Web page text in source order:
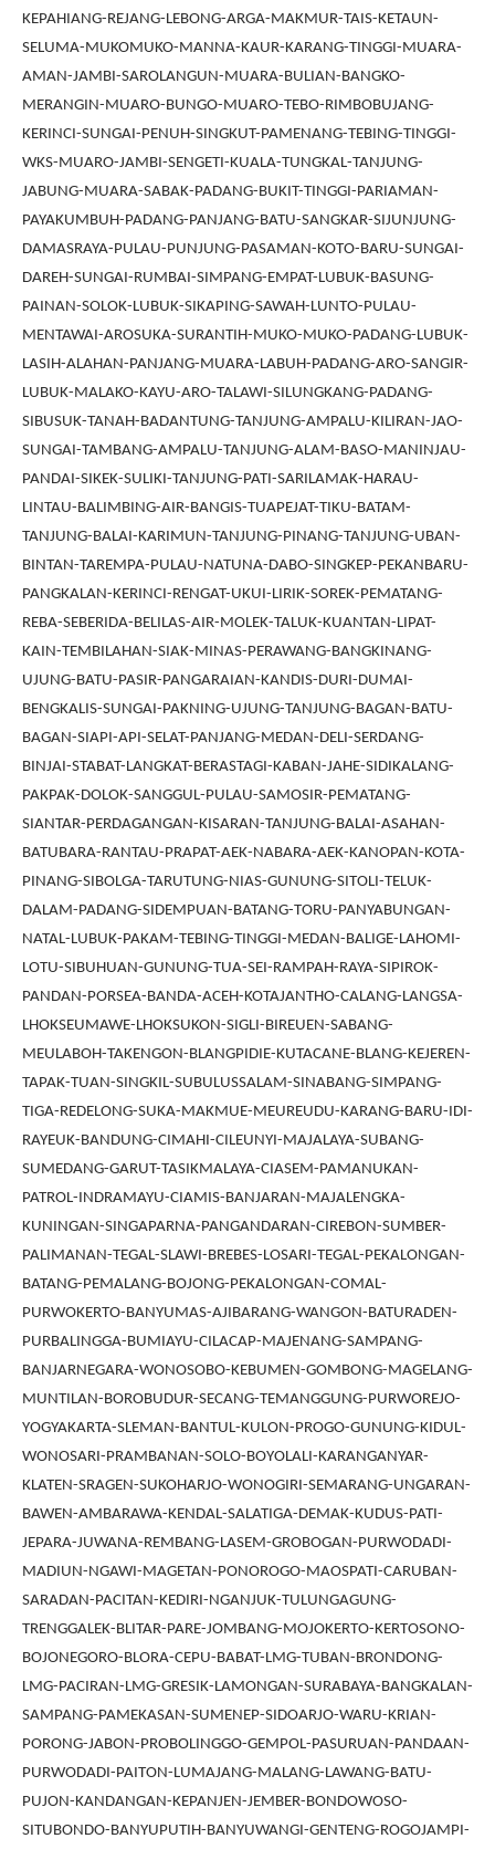
KEPAHIANG-REJANG-LEBONG-ARGA-MAKMUR-TAIS-KETAUN-
SELUMA-MUKOMUKO-MANNA-KAUR-KARANG-TINGGI-MUARA-
AMAN-JAMBI-SAROLANGUN-MUARA-BULIAN-BANGKO-
MERANGIN-MUARO-BUNGO-MUARO-TEBO-RIMBOBUJANG-
KERINCI-SUNGAI-PENUH-SINGKUT-PAMENANG-TEBING-TINGGI-
WKS-MUARO-JAMBI-SENGETI-KUALA-TUNGKAL-TANJUNG-
JABUNG-MUARA-SABAK-PADANG-BUKIT-TINGGI-PARIAMAN-
PAYAKUMBUH-PADANG-PANJANG-BATU-SANGKAR-SIJUNJUNG-
DAMASRAYA-PULAU-PUNJUNG-PASAMAN-KOTO-BARU-SUNGAI-
DAREH-SUNGAI-RUMBAI-SIMPANG-EMPAT-LUBUK-BASUNG-
PAINAN-SOLOK-LUBUK-SIKAPING-SAWAH-LUNTO-PULAU-
MENTAWAI-AROSUKA-SURANTIH-MUKO-MUKO-PADANG-LUBUK-
LASIH-ALAHAN-PANJANG-MUARA-LABUH-PADANG-ARO-SANGIR-
LUBUK-MALAKO-KAYU-ARO-TALAWI-SILUNGKANG-PADANG-
SIBUSUK-TANAH-BADANTUNG-TANJUNG-AMPALU-KILIRAN-JAO-
SUNGAI-TAMBANG-AMPALU-TANJUNG-ALAM-BASO-MANINJAU-
PANDAI-SIKEK-SULIKI-TANJUNG-PATI-SARILAMAK-HARAU-
LINTAU-BALIMBING-AIR-BANGIS-TUAPEJAT-TIKU-BATAM-
TANJUNG-BALAI-KARIMUN-TANJUNG-PINANG-TANJUNG-UBAN-
BINTAN-TAREMPA-PULAU-NATUNA-DABO-SINGKEP-PEKANBARU-
PANGKALAN-KERINCI-RENGAT-UKUI-LIRIK-SOREK-PEMATANG-
REBA-SEBERIDA-BELILAS-AIR-MOLEK-TALUK-KUANTAN-LIPAT-
KAIN-TEMBILAHAN-SIAK-MINAS-PERAWANG-BANGKINANG-
UJUNG-BATU-PASIR-PANGARAIAN-KANDIS-DURI-DUMAI-
BENGKALIS-SUNGAI-PAKNING-UJUNG-TANJUNG-BAGAN-BATU-
BAGAN-SIAPI-API-SELAT-PANJANG-MEDAN-DELI-SERDANG-
BINJAI-STABAT-LANGKAT-BERASTAGI-KABAN-JAHE-SIDIKALANG-
PAKPAK-DOLOK-SANGGUL-PULAU-SAMOSIR-PEMATANG-
SIANTAR-PERDAGANGAN-KISARAN-TANJUNG-BALAI-ASAHAN-
BATUBARA-RANTAU-PRAPAT-AEK-NABARA-AEK-KANOPAN-KOTA-
PINANG-SIBOLGA-TARUTUNG-NIAS-GUNUNG-SITOLI-TELUK-
DALAM-PADANG-SIDEMPUAN-BATANG-TORU-PANYABUNGAN-
NATAL-LUBUK-PAKAM-TEBING-TINGGI-MEDAN-BALIGE-LAHOMI-
LOTU-SIBUHUAN-GUNUNG-TUA-SEI-RAMPAH-RAYA-SIPIROK-
PANDAN-PORSEA-BANDA-ACEH-KOTAJANTHO-CALANG-LANGSA-
LHOKSEUMAWE-LHOKSUKON-SIGLI-BIREUEN-SABANG-
MEULABOH-TAKENGON-BLANGPIDIE-KUTACANE-BLANG-KEJEREN-
TAPAK-TUAN-SINGKIL-SUBULUSSALAM-SINABANG-SIMPANG-
TIGA-REDELONG-SUKA-MAKMUE-MEUREUDU-KARANG-BARU-IDI-
RAYEUK-BANDUNG-CIMAHI-CILEUNYI-MAJALAYA-SUBANG-
SUMEDANG-GARUT-TASIKMALAYA-CIASEM-PAMANUKAN-
PATROL-INDRAMAYU-CIAMIS-BANJARAN-MAJALENGKA-
KUNINGAN-SINGAPARNA-PANGANDARAN-CIREBON-SUMBER-
PALIMANAN-TEGAL-SLAWI-BREBES-LOSARI-TEGAL-PEKALONGAN-
BATANG-PEMALANG-BOJONG-PEKALONGAN-COMAL-
PURWOKERTO-BANYUMAS-AJIBARANG-WANGON-BATURADEN-
PURBALINGGA-BUMIAYU-CILACAP-MAJENANG-SAMPANG-
BANJARNEGARA-WONOSOBO-KEBUMEN-GOMBONG-MAGELANG-
MUNTILAN-BOROBUDUR-SECANG-TEMANGGUNG-PURWOREJO-
YOGYAKARTA-SLEMAN-BANTUL-KULON-PROGO-GUNUNG-KIDUL-
WONOSARI-PRAMBANAN-SOLO-BOYOLALI-KARANGANYAR-
KLATEN-SRAGEN-SUKOHARJO-WONOGIRI-SEMARANG-UNGARAN-
BAWEN-AMBARAWA-KENDAL-SALATIGA-DEMAK-KUDUS-PATI-
JEPARA-JUWANA-REMBANG-LASEM-GROBOGAN-PURWODADI-
MADIUN-NGAWI-MAGETAN-PONOROGO-MAOSPATI-CARUBAN-
SARADAN-PACITAN-KEDIRI-NGANJUK-TULUNGAGUNG-
TRENGGALEK-BLITAR-PARE-JOMBANG-MOJOKERTO-KERTOSONO-
BOJONEGORO-BLORA-CEPU-BABAT-LMG-TUBAN-BRONDONG-
LMG-PACIRAN-LMG-GRESIK-LAMONGAN-SURABAYA-BANGKALAN-
SAMPANG-PAMEKASAN-SUMENEP-SIDOARJO-WARU-KRIAN-
PORONG-JABON-PROBOLINGGO-GEMPOL-PASURUAN-PANDAAN-
PURWODADI-PAITON-LUMAJANG-MALANG-LAWANG-BATU-
PUJON-KANDANGAN-KEPANJEN-JEMBER-BONDOWOSO-
SITUBONDO-BANYUPUTIH-BANYUWANGI-GENTENG-ROGOJAMPI-